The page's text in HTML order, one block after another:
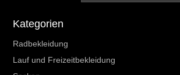
Kategorien
Radbekleidung
Lauf und Freizeitbekleidung